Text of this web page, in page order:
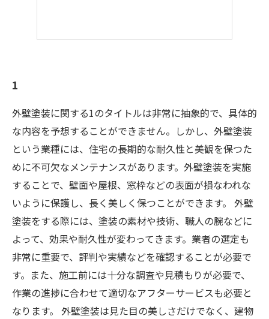
1
外壁塗装に関する1のタイトルは非常に抽象的で、具体的
な内容を予想することができません。しかし、外壁塗装
という業種には、住宅の長期的な耐久性と美観を保つた
めに不可欠なメンテナンスがあります。外壁塗装を実施
することで、壁面や屋根、窓枠などの表面が損なわれな
いように保護し、長く美しく保つことができます。 外壁
塗装をする際には、塗装の素材や技術、職人の腕などに
よって、効果や耐久性が変わってきます。業者の選定も
非常に重要で、評判や実績などを確認することが必要で
す。また、施工前には十分な調査や見積もりが必要で、
作業の進捗に合わせて適切なアフターサービスも必要と
なります。 外壁塗装は見た目の美しさだけでなく、建物